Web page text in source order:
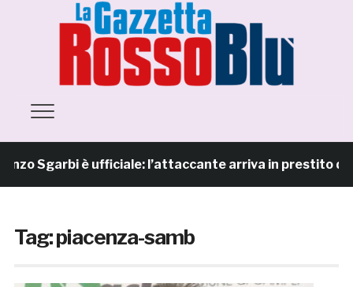
è ufficiale: l’attaccante arriva in prestito dal Napoli
Tag:piacenza-samb